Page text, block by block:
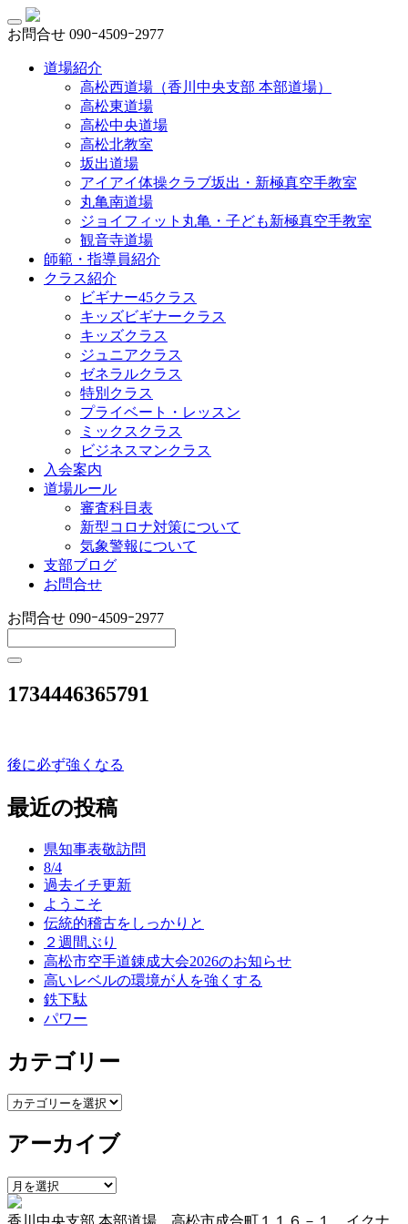
お問合せ 090ｰ4509ｰ2977
道場紹介
高松西道場（香川中央支部 本部道場）
高松東道場
高松中央道場
高松北教室
坂出道場
アイアイ体操クラブ坂出・新極真空手教室
丸亀南道場
ジョイフィット丸亀・子ども新極真空手教室
観音寺道場
師範・指導員紹介
クラス紹介
ビギナー45クラス
キッズビギナークラス
キッズクラス
ジュニアクラス
ゼネラルクラス
特別クラス
プライベート・レッスン
ミックスクラス
ビジネスマンクラス
入会案内
道場ルール
審査科目表
新型コロナ対策について
気象警報について
支部ブログ
お問合せ
お問合せ 090ｰ4509ｰ2977
1734446365791
投
稿
後に必ず強くなる
最近の投稿
県知事表敬訪問
8/4
過去イチ更新
ようこそ
伝統的稽古をしっかりと
２週間ぶり
高松市空手道錬成大会2026のお知らせ
高いレベルの環境が人を強くする
鉄下駄
パワー
カテゴリー
カ
ゴ
ー
アーカイブ
ア
ー